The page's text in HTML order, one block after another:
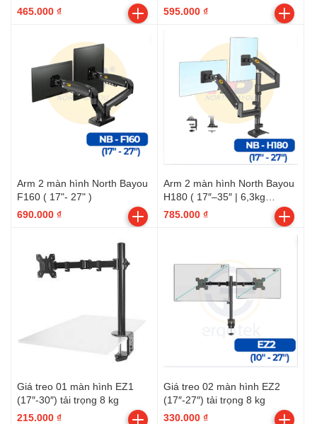
xoay tivi 360 độ
465.000 ₫
tới 35") --- 1 Tay đòn cong,
595.000 ₫
Arm 2 màn hình North Bayou
F160 ( 17"- 27" )
690.000 ₫
Arm 2 màn hình North Bayou
H180 ( 17″–35″ | 6,3kg
45x30x13 )
785.000 ₫
Giá treo 01 màn hình EZ1
(17″-30″) tải trọng 8 kg
215.000 ₫
Giá treo 02 màn hình EZ2
(17″-27″) tải trọng 8 kg
330.000 ₫